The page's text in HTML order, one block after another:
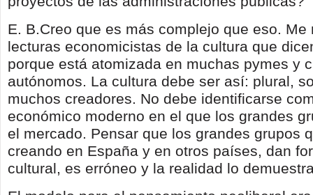
E. B.Creo que es más complejo que eso. Me
lecturas economicistas de la cultura que
porque está atomizada en muchas pymes y
autónomos. La cultura debe ser así: plural,
muchos creadores. No debe identificarse
económico moderno en el que los grandes
el mercado. Pensar que los grandes grupos
creando en España y en otros países, dan
cultural, es erróneo y la realidad lo